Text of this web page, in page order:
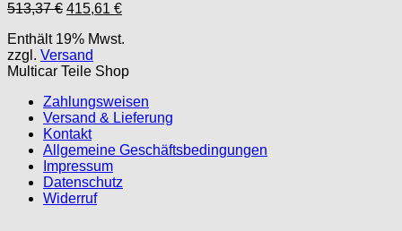
513,37€ Ursprünglicher
war:
513,37 €
415,61 €Aktueller
ist:
Enthält 19% Mwst.
zzgl. Versand
Multicar Teile Shop
Zahlungsweisen
Versand & Lieferung
Kontakt
Allgemeine Geschäftsbedingungen
Impressum
Datenschutz
Widerruf